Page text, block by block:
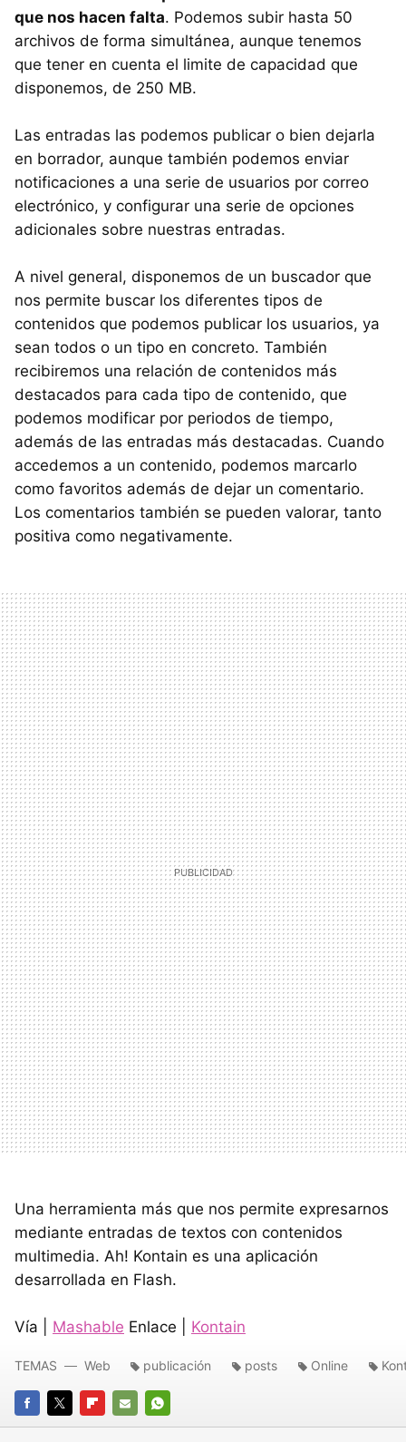
que nos hacen falta. Podemos subir hasta 50
archivos de forma simultánea, aunque tenemos
que tener en cuenta el limite de capacidad que
disponemos, de 250 MB.
Las entradas las podemos publicar o bien dejarla
en borrador, aunque también podemos enviar
notificaciones a una serie de usuarios por correo
electrónico, y configurar una serie de opciones
adicionales sobre nuestras entradas.
A nivel general, disponemos de un buscador que
nos permite buscar los diferentes tipos de
contenidos que podemos publicar los usuarios, ya
sean todos o un tipo en concreto. También
recibiremos una relación de contenidos más
destacados para cada tipo de contenido, que
podemos modificar por periodos de tiempo,
además de las entradas más destacadas. Cuando
accedemos a un contenido, podemos marcarlo
como favoritos además de dejar un comentario.
Los comentarios también se pueden valorar, tanto
positiva como negativamente.
Una herramienta más que nos permite expresarnos
mediante entradas de textos con contenidos
multimedia. Ah! Kontain es una aplicación
desarrollada en Flash.
Vía | Mashable Enlace | Kontain
FACEBOOK
TWITTERFLIPBOARD
E-
WHATSAPP
TEMAS Web publicación posts Online